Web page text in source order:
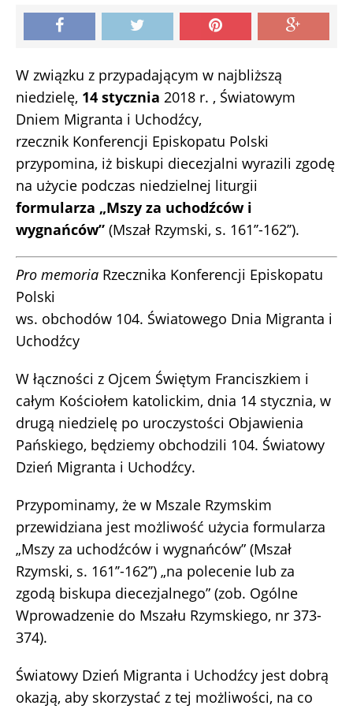
W związku z przypadającym w najbliższą
niedzielę, 14 stycznia 2018 r. , Światowym
Dniem Migranta i Uchodźcy,
rzecznik Konferencji Episkopatu Polski
przypomina, iż biskupi diecezjalni wyrazili zgodę
na użycie podczas niedzielnej liturgii
formularza „Mszy za uchodźców i
wygnańców” (Mszał Rzymski, s. 161’’-162’’).
Pro memoria Rzecznika Konferencji Episkopatu
Polski
ws. obchodów 104. Światowego Dnia Migranta i
Uchodźcy
W łączności z Ojcem Świętym Franciszkiem i
całym Kościołem katolickim, dnia 14 stycznia, w
drugą niedzielę po uroczystości Objawienia
Pańskiego, będziemy obchodzili 104. Światowy
Dzień Migranta i Uchodźcy.
Przypominamy, że w Mszale Rzymskim
przewidziana jest możliwość użycia formularza
„Mszy za uchodźców i wygnańców” (Mszał
Rzymski, s. 161’’-162’’) „na polecenie lub za
zgodą biskupa diecezjalnego” (zob. Ogólne
Wprowadzenie do Mszału Rzymskiego, nr 373-
374).
Światowy Dzień Migranta i Uchodźcy jest dobrą
okazją, aby skorzystać z tej możliwości, na co